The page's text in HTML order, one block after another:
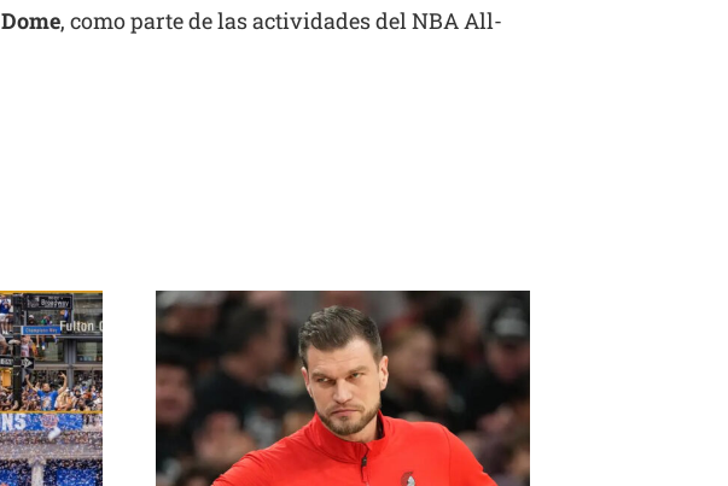
, como parte de las actividades del NBA All-